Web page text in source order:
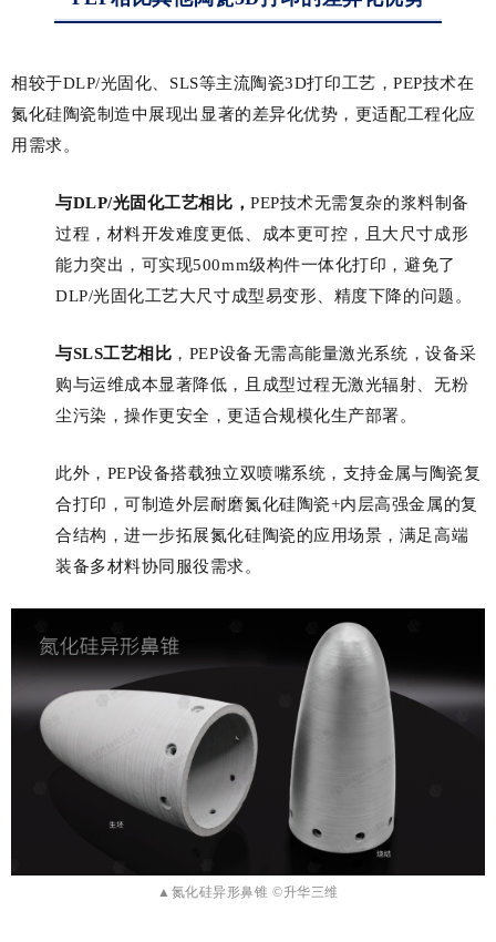
相较于DLP/光固化、SLS等主流陶瓷3D打印工艺，PEP技术在
氮化硅陶瓷制造中展现出显著的差异化优势，更适配工程化应
用需求。
与DLP/光固化工艺相比，PEP技术无需复杂的浆料制备
过程，材料开发难度更低、成本更可控，且大尺寸成形
能力突出，可实现500mm级构件一体化打印，避免了
DLP/光固化工艺大尺寸成型易变形、精度下降的问题。
与SLS工艺相比 ，PEP设备无需高能量激光系统，设备采
购与运维成本显著降低，且成型过程无激光辐射、无粉
尘污染，操作更安全，更适合规模化生产部署。
此外，PEP设备搭载独立双喷嘴系统，支持金属与陶瓷复
合打印，可制造外层耐磨氮化硅陶瓷+内层高强金属的复
合结构，进一步拓展氮化硅陶瓷的应用场景，满足高端
装备多材料协同服役需求。
▲氮化硅异形鼻锥 ©升华三维